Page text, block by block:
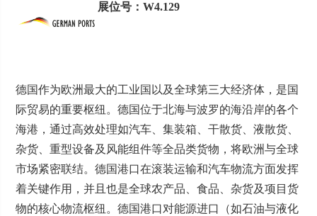
展位号：W4.129
德国作为欧洲最大的工业国以及全球第三大经济体，是国
际贸易的重要枢纽。德国位于北海与波罗的海沿岸的各个
海港，通过高效处理如汽车、集装箱、干散货、液散货、
杂货、重型设备及风能组件等全品类货物，将欧洲与全球
市场紧密联结。德国港口在滚装运输和汽车物流方面发挥
着关键作用，并且也是全球农产品、食品、杂货及项目货
物的核心物流枢纽。德国港口对能源进口（如石油与液化